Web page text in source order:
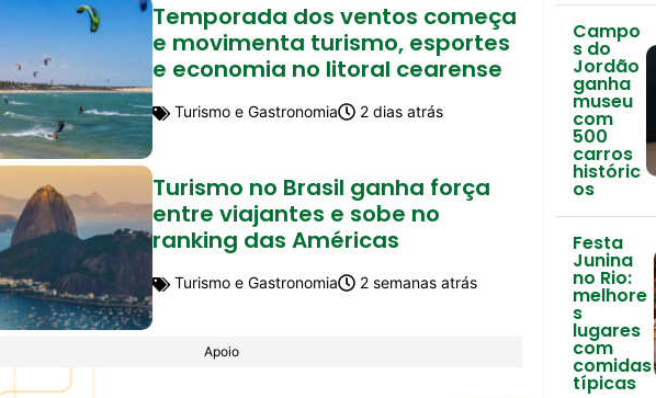
Temporada dos ventos começa
e movimenta turismo, esportes
e economia no litoral cearense
Turismo e Gastronomia 2 dias atrás
Turismo no Brasil ganha força
entre viajantes e sobe no
ranking das Américas
Turismo e Gastronomia 2 semanas atrás
Apoio
Campo
s do
Jordão
ganha
museu
com
500
carros
históric
os
Festa
Junina
no Rio:
melhore
s
lugares
com
comidas
típicas